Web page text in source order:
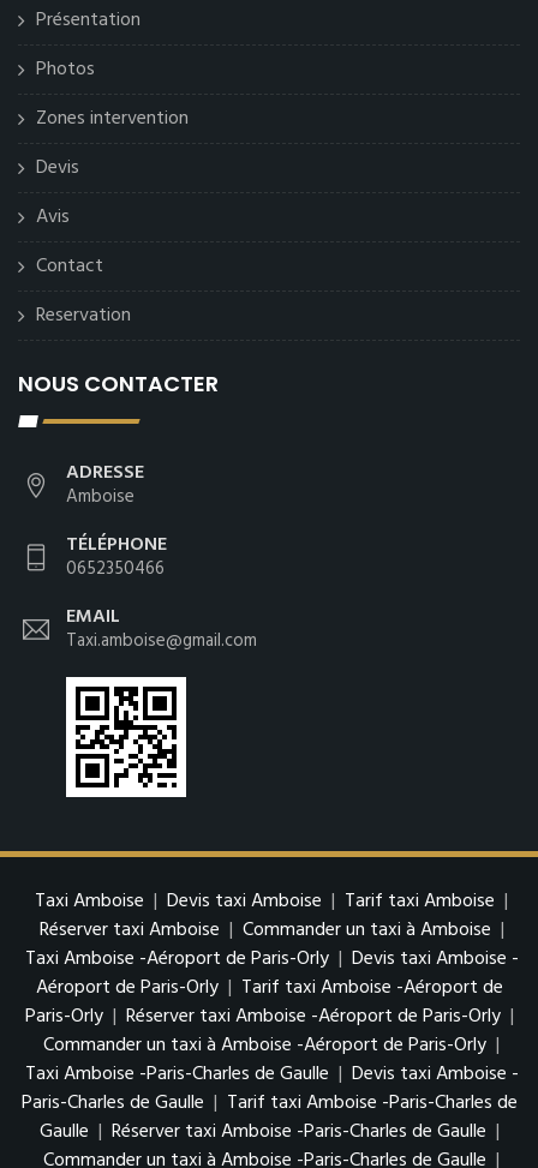
Présentation
Photos
Zones intervention
Devis
Avis
Contact
Reservation
NOUS CONTACTER
ADRESSE
Amboise
TÉLÉPHONE
0652350466
EMAIL
Taxi.amboise@gmail.com
Taxi Amboise | Devis taxi Amboise | Tarif taxi Amboise |
Réserver taxi Amboise | Commander un taxi à Amboise |
Taxi Amboise -Aéroport de Paris-Orly | Devis taxi Amboise -
Aéroport de Paris-Orly | Tarif taxi Amboise -Aéroport de
Paris-Orly | Réserver taxi Amboise -Aéroport de Paris-Orly |
Commander un taxi à Amboise -Aéroport de Paris-Orly |
Taxi Amboise -Paris-Charles de Gaulle | Devis taxi Amboise -
Paris-Charles de Gaulle | Tarif taxi Amboise -Paris-Charles de
Gaulle | Réserver taxi Amboise -Paris-Charles de Gaulle |
Commander un taxi à Amboise -Paris-Charles de Gaulle |